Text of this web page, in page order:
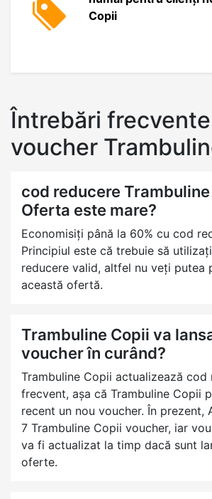
Copii
Întrebări
voucher
cod reducere
Oferta este mare?
Economisiți până la 60% cu cod
Principiul este că trebuie să
reducere valid, altfel nu veți putea
această ofertă.
Trambuline Copii va
voucher în curând?
Trambuline Copii actualizează cod
frecvent, așa că Trambuline Copii
recent un nou voucher. În prezent,
7 Trambuline Copii voucher, iar
va fi actualizat la timp dacă sunt
oferte.